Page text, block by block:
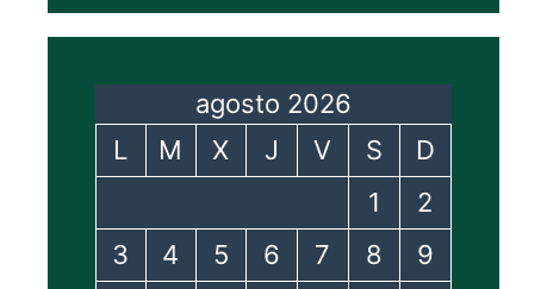
agosto 2026
L
M X J V S
D
1
2
3
4 5 6 7 8
9